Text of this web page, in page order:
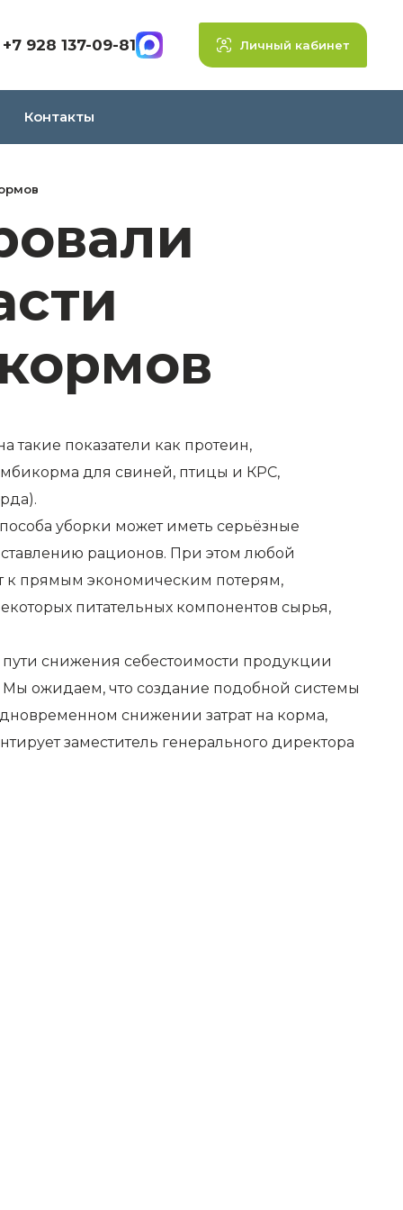
+7 928 137-09-81 Личный кабинет
Контакты
такие показатели как протеин,
для свиней, птицы и КРС,
уборки может иметь серьёзные
рационов. При этом любой
к прямым экономическим потерям,
питательных компонентов сырья,
снижения себестоимости продукции
ожидаем, что создание подобной системы
снижении затрат на корма,
заместитель генерального директора